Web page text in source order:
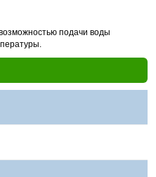
подачи воды